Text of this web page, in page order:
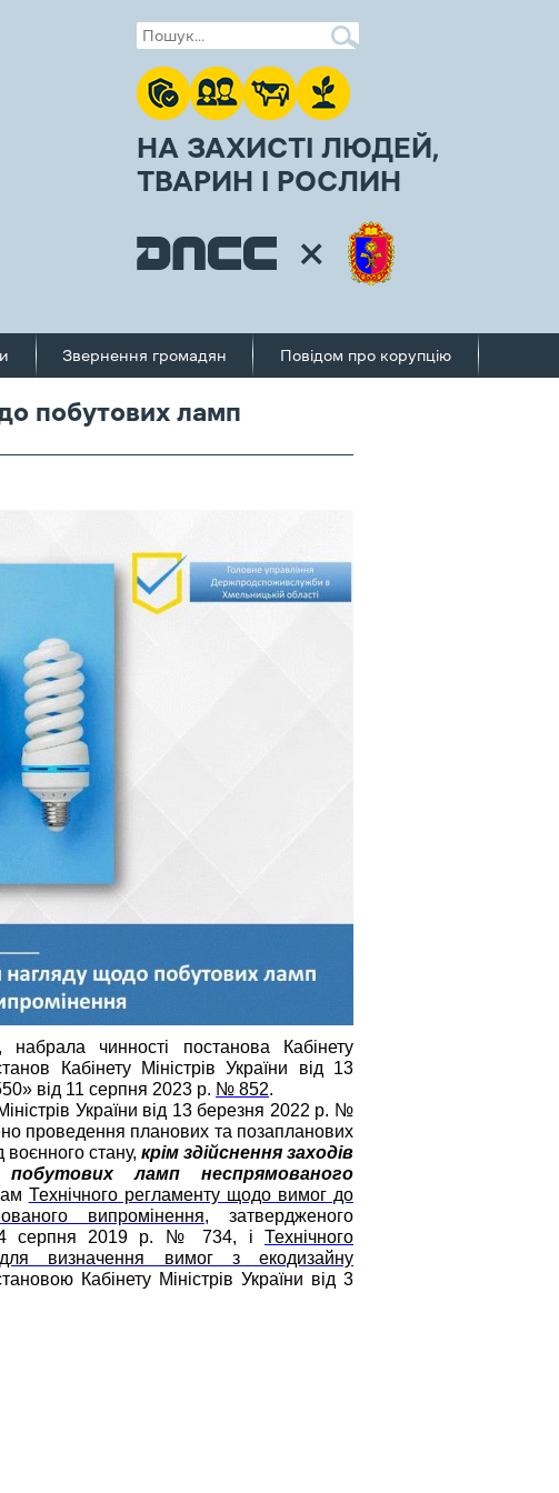
НА ЗАХИСТІ ЛЮДЕЙ,
ТВАРИН І РОСЛИН
Звернення громадян Повідом про корупцію
побутових ламп
набрала чинності постанова Кабінету
Кабінету Міністрів України від 13
від 11 серпня 2023 р. № 852.
України від 13 березня 2022 р. №
проведення планових та позапланових
стану, крім здійснення заходів
ламп неспрямованого
Технічного регламенту щодо вимог до
випромінення, затвердженого
14 серпня 2019 р. № 734, і Технічного
визначення вимог з екодизайну
Кабінету Міністрів України від 3